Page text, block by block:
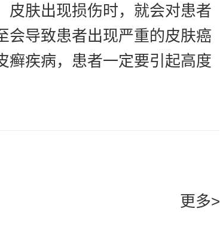
皮肤出现损伤时，就会对患者
会导致患者出现严重的皮肤癌
癣疾病，患者一定要引起高度
癌。因此，对于牛皮癣疾
进行治疗。
更多>